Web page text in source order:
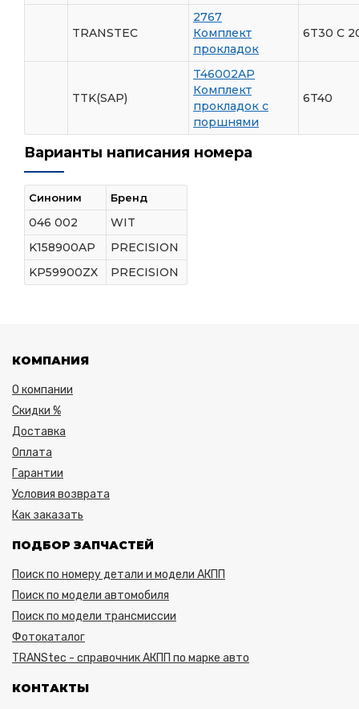
TRANSTEC
2767
Комплект
прокладок
6T30 С
TTK(SAP)
T46002AP
Комплект
прокладок с
поршнями
6T40
Варианты написания номера
Синоним Бренд
046 002
WIT
K158900AP
PRECISION
KP59900ZX
PRECISION
КОМПАНИЯ
О компании
Скидки %
Доставка
Оплата
Гарантии
Условия возврата
Как заказать
ПОДБОР ЗАПЧАСТЕЙ
Поиск по номеру детали и модели АКПП
Поиск по модели автомобиля
Поиск по модели трансмиссии
Фотокаталог
TRANStec - справочник АКПП по марке авто
КОНТАКТЫ